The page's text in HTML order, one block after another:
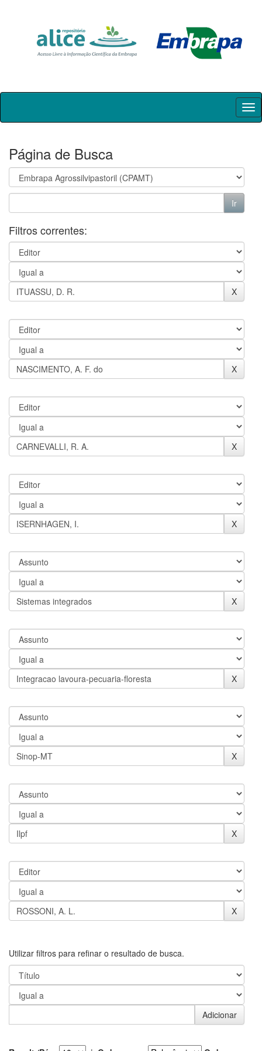
Skip
Página de Busca
Filtros correntes:
Utilizar filtros para refinar o resultado de busca.